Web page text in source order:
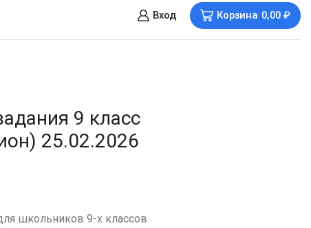
Вход Корзина 0,00 ₽
9 класс
25.02.2026
школьников 9-х классов